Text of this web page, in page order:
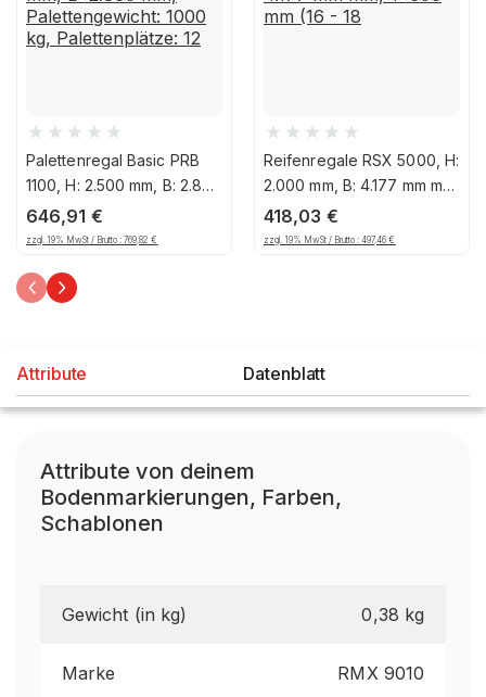
Palettenregal Basic PRB
1100, H: 2.500 mm, B: 2.860
mm, Palettengewicht: 1000
kg, Palettenplätze: 12
646,91 €
zzgl. 19% MwSt / Brutto :769,82€
Reifenregale RSX 5000, H:
2.000 mm, B: 4.177 mm mm,
T: 500 mm (16 - 18"),
Ebenen: 3, Feldbreite:
418,03 €
zzgl. 19% MwSt / Brutto :497,46€
Attribute Datenblatt
Attribute von deinem
Bodenmarkierungen, Farben,
Schablonen
Gewicht (in kg) 0,38 kg
Marke RMX 9010